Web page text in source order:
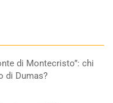
di Montecristo”: chi
di Dumas?